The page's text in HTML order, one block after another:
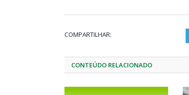
COMPARTILHAR:
CONTEÚDO RELACIONADO